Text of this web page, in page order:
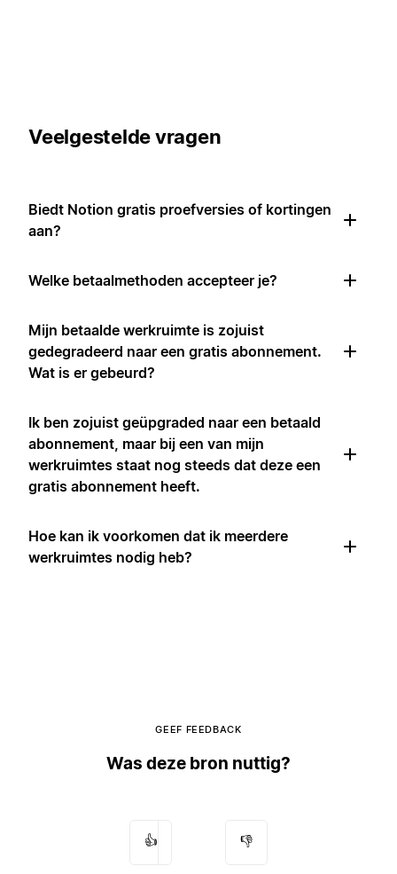
Veelgestelde vragen
Biedt Notion gratis proefversies of kortingen
aan?
Welke betaalmethoden accepteer je?
Mijn betaalde werkruimte is zojuist
gedegradeerd naar een gratis abonnement.
Wat is er gebeurd?
Ik ben zojuist geüpgraded naar een betaald
abonnement, maar bij een van mijn
werkruimtes staat nog steeds dat deze een
gratis abonnement heeft.
Hoe kan ik voorkomen dat ik meerdere
werkruimtes nodig heb?
GEEF FEEDBACK
Was deze bron nuttig?
👍 👎